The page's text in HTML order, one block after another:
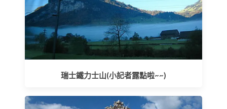
瑞士鐵力士山(小記者露點啦~~)